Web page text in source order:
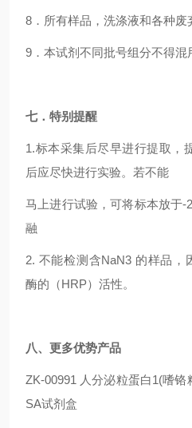
8．所有样品，洗涤液和各种废
9．本试剂不同批号组分不得混
七．特别提醒
1.标本采集后尽早进行提取，
后应尽快进行实验。若不能
马上进行试验，可将标本放于
融
2. 不能检测含NaN3 的样品，
酶的（HRP）活性。
八、 更多优势产品
ZK-00991 人分泌粒蛋白1(嗜
SA试剂盒